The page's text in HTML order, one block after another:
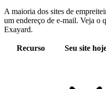
A maioria dos sites de
um endereço de e-mail. Veja o
Exayard.
Recurso Seu site